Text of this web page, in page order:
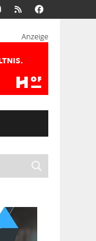
Anzeige